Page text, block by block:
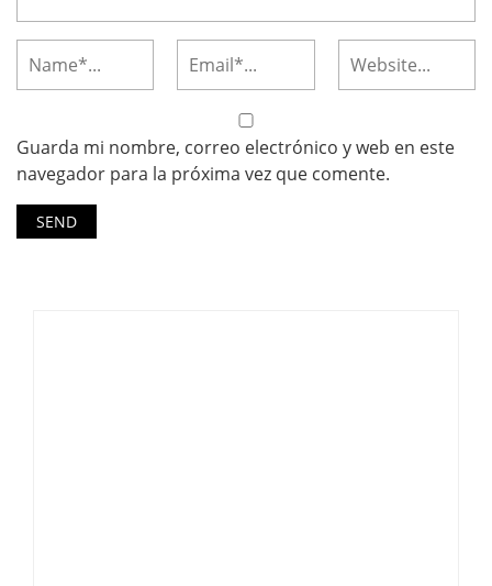
Guarda mi nombre, correo electrónico y web en este
navegador para la próxima vez que comente.